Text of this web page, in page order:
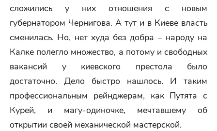
сложились у них отношения с новым
губернатором Чернигова. А тут и в Киеве власть
сменилась. Но, нет худа без добра – народу на
Калке полегло множество, а потому и свободных
вакансий у киевского престола было
достаточно. Дело быстро нашлось. И таким
профессиональным рейнджерам, как Путята с
Курей, и магу-одиночке, мечтавшему об
открытии своей механической мастерской.